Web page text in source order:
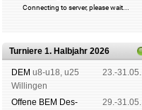
Turniere 1. Halbjahr 2026
DEM u8-u18, u25
Wil­lin­gen
23.-31.05.
Offene BEM Des­
29.-31.05.